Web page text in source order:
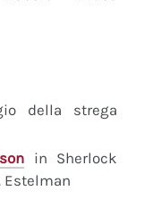
della strega
in Sherlock
Estelman